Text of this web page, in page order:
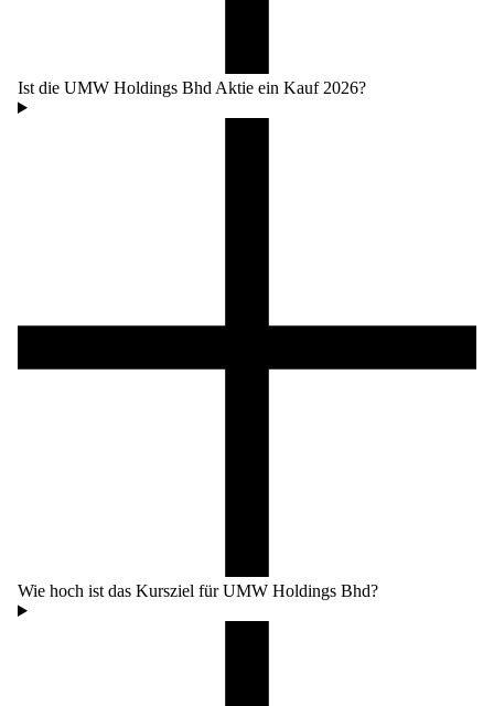
Ist die UMW Holdings Bhd Aktie ein Kauf 2026?
Wie hoch ist das Kursziel für UMW Holdings Bhd?